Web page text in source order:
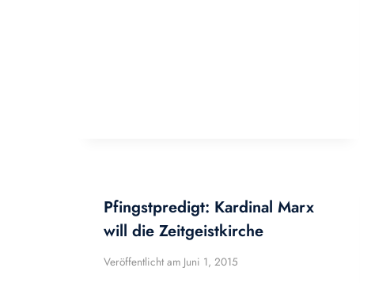
Pfingstpredigt: Kardinal Marx
will die Zeitgeistkirche
Veröffentlicht am Juni 1, 2015